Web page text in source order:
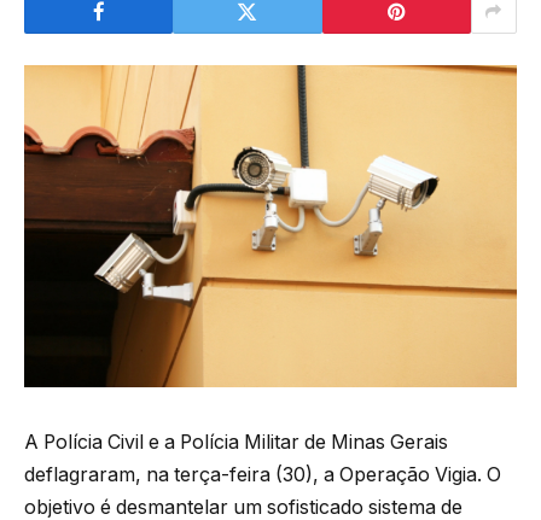
A Polícia Civil e a Polícia Militar de Minas Gerais
deflagraram, na terça-feira (30), a Operação Vigia. O
objetivo é desmantelar um sofisticado sistema de